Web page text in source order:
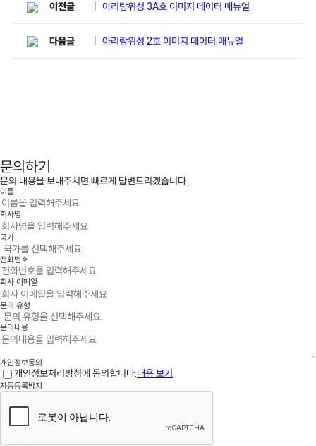
이전글 아리랑위성 3A호 이미지 데이터 매뉴얼
아리랑위성 2호 이미지 데이터 매뉴얼
다음글
문의하기
문의 내용을 보내주시면 빠르게 답변드리겠습니다.
이름
회사명
국가
전화번호
회사 이메일
문의 유형
문의내용
개인정보동의
개인정보처리방침에 동의합니다. 내용 보기
자동등록방지